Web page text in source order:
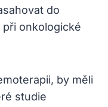
do
onkologické
by měli
studie